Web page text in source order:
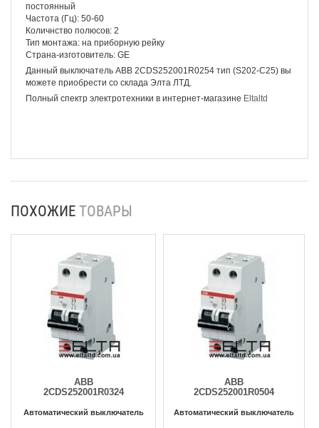
постоянный
Частота (Гц): 50-60
Количнство полюсов: 2
Тип монтажа: на приборную рейку
Страна-изготовитель: GE
Данный выключатель ABB 2CDS252001R0254 тип (S202-C25) вы
можете приобрести со склада Элта ЛТД.
Полный спектр электротехники в интернет-магазине Eltaltd
ПОХОЖИЕ ТОВАРЫ
ABB
2CDS252001R0324
Автоматический выключатель
ABB
2CDS252001R0504
Автоматический выключатель